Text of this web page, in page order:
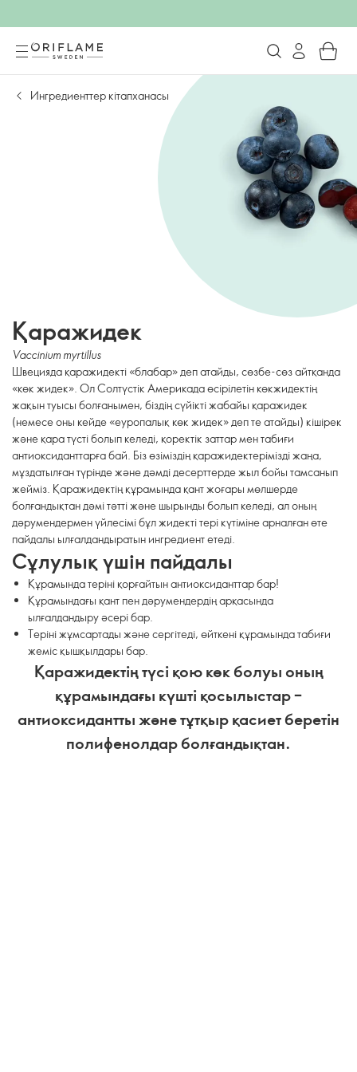
Ингредиенттер кітапханасы
Қаражидек
Vaccinium myrtillus
Швецияда қаражидекті «блабар» деп атайды, сөзбе-сөз айтқанда
«көк жидек». Ол Солтүстік Америкада өсірілетін көкжидектің
жақын туысы болғанымен, біздің сүйікті жабайы қаражидек
(немесе оны кейде «еуропалық көк жидек» деп те атайды) кішірек
және қара түсті болып келеді, қоректік заттар мен табиғи
антиоксиданттарға бай. Біз өзіміздің қаражидектерімізді жаңа,
мұздатылған түрінде және дәмді десерттерде жыл бойы тамсанып
жейміз. Қаражидектің құрамында қант жоғары мөлшерде
болғандықтан дәмі тәтті және шырынды болып келеді, ал оның
дәрумендермен үйлесімі бұл жидекті тері күтіміне арналған өте
пайдалы ылғалдандыратын ингредиент етеді.
Сұлулық үшін пайдалы
Құрамында теріні қорғайтын антиоксиданттар бар!
Құрамындағы қант пен дәрумендердің арқасында
ылғалдандыру әсері бар.
Теріні жұмсартады және сергітеді, өйткені құрамында табиғи
жеміс қышқылдары бар.
Қаражидектің түсі қою көк болуы оның
құрамындағы күшті қосылыстар –
антиоксидантты және тұтқыр қасиет беретін
полифенолдар болғандықтан.